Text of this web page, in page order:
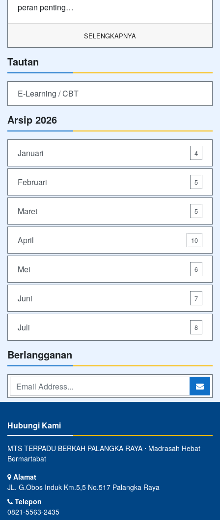
peran penting…
SELENGKAPNYA
Tautan
E-Learning / CBT
Arsip 2026
Januari 4
Februari 5
Maret 5
April 10
Mei 6
Juni 7
Juli 8
Berlangganan
Hubungi Kami
MTS TERPADU BERKAH PALANGKA RAYA ⋅ Madrasah Hebat
Bermartabat
Alamat
JL. G.Obos Induk Km.5,5 No.517 Palangka Raya
Telepon
0821-5563-2435